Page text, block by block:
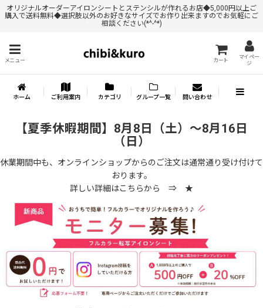
オリジナルオーダーアイロンシートとステンシルが作れるお店◆5,000円以上ご
購入で送料無料◆選択肢以外のお好きなサイズでお作り出来ますのでお気軽にご
相談ください(*^-^*)
メニュー カート
マイペー
ジ
ホーム ご利用案内 カテゴリ グループ一覧 問い合わせ
【夏季休暇期間】8月8日（土）～8月16日
（日）
休業期間中も、オンラインショップからのご注文は通常通り受け付けて
おります。
詳しい詳細はこちらから ⇒ ★